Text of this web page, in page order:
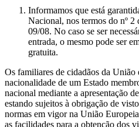
Informamos que está
Nacional, nos termos do nº
09/08. No caso se ser
entrada, o mesmo pode ser
gratuita.
Os familiares de cidadãos da União
nacionalidade de um Estado
nacional mediante a apresentação
estando sujeitos à obrigação de
normas em vigor na União
as facilidades para a obtenção dos